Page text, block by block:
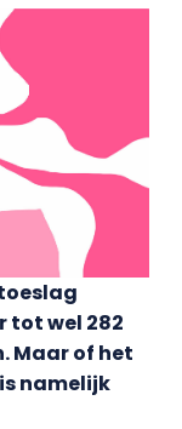
tot wel 282
Maar of het
namelijk